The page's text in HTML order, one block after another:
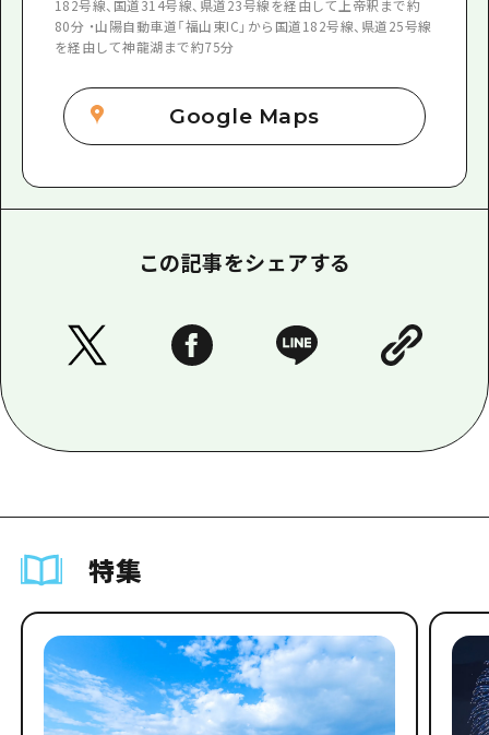
182号線、国道314号線、県道23号線を経由して上帝釈まで約
80分 ・山陽自動車道「福山東IC」から国道182号線、県道25号線
を経由して神龍湖まで約75分
Google Maps
この記事をシェアする
特集